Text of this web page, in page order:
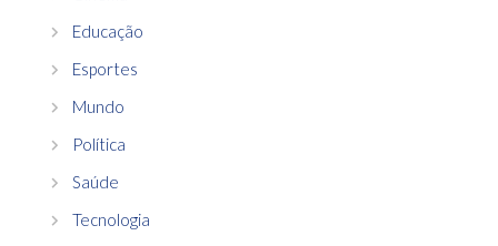
Educação
Esportes
Mundo
Política
Saúde
Tecnologia